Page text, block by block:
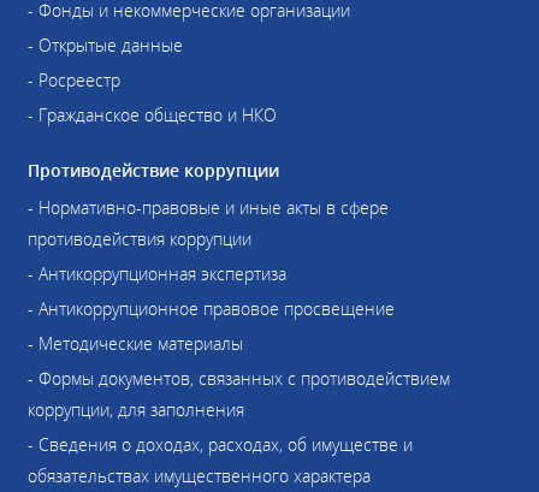
- Фонды и некоммерческие организации
- Открытые данные
- Росреестр
- Гражданское общество и НКО
Противодействие коррупции
- Нормативно-правовые и иные акты в сфере
противодействия коррупции
- Антикоррупционная экспертиза
- Антикоррупционное правовое просвещение
- Методические материалы
- Формы документов, связанных с противодействием
коррупции, для заполнения
- Сведения о доходах, расходах, об имуществе и
обязательствах имущественного характера